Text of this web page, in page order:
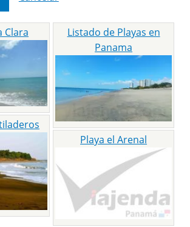
Clara
Listado de Playas en
Panama
Playa el Arenal